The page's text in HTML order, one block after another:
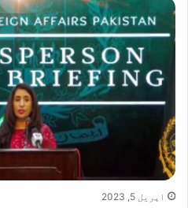
اپریل 5, 2023